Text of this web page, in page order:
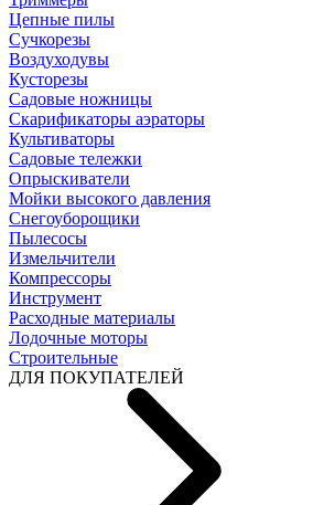
Цепные пилы
Cучкорезы
Воздуходувы
Кусторезы
Садовые ножницы
Скарификаторы аэраторы
Культиваторы
Садовые тележки
Опрыскиватели
Мойки высокого давления
Снегоуборощики
Пылесосы
Измельчители
Компрессоры
Инструмент
Расходные материалы
Лодочные моторы
Строительные
ДЛЯ ПОКУПАТЕЛЕЙ